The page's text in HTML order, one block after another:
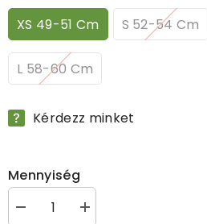
XS 49-51 Cm S 52-54 Cm
L 58-60 Cm
Kérdezz minket
Mennyiség
&quot;Hepi&quot;&quot;Hepi&quot;